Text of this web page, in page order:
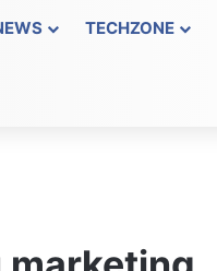
TECHZONE